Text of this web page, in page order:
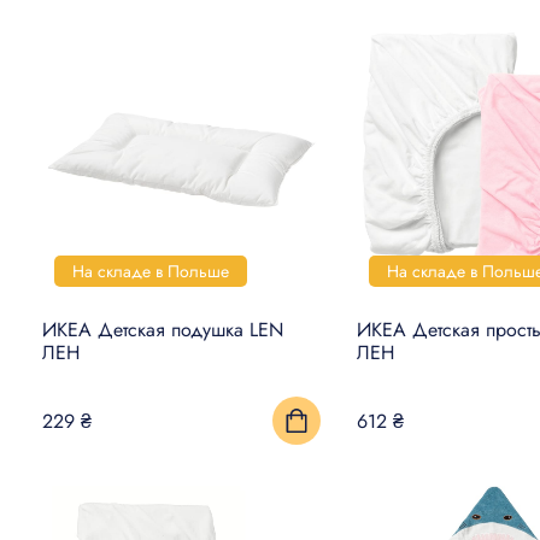
На складе в Польше
ИКЕА Детская подушка LEN
ЛЕН
229 ₴
На складе в
ИКЕА Детская
ЛЕН
612 ₴